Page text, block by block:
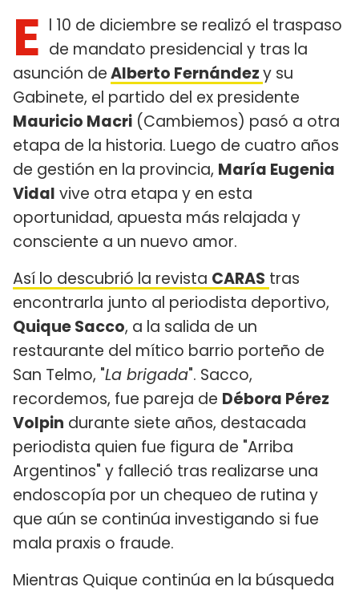
E l 10 de diciembre se realizó el traspaso
de mandato presidencial y tras la
asunción deAlberto Fernándezy su
Gabinete, el partido del ex presidente
Mauricio Macri (Cambiemos) pasó a otra
etapa de la historia. Luego de cuatro años
de gestión en la provincia, María Eugenia
Vidal vive otra etapa y en esta
oportunidad, apuesta más relajada y
consciente a un nuevo amor.
Así lo descubrió la revista CARAS tras
encontrarla junto al periodista deportivo,
Quique Sacco, a la salida de un
restaurante del mítico barrio porteño de
San Telmo, "La brigada". Sacco,
recordemos, fue pareja de Débora Pérez
Volpin durante siete años, destacada
periodista quien fue figura de "Arriba
Argentinos" y falleció tras realizarse una
endoscopía por un chequeo de rutina y
que aún se continúa investigando si fue
mala praxis o fraude.
Mientras Quique continúa en la búsqueda